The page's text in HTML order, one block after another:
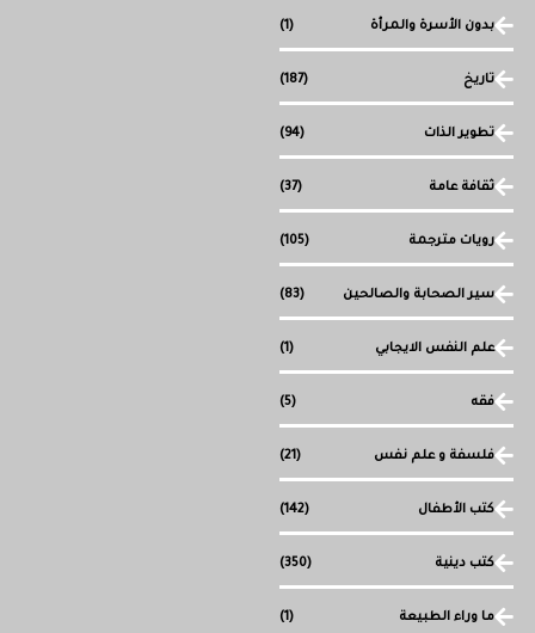
بدون الأسرة والمرأة (1)
تاريخ (187)
تطوير الذات (94)
ثقافة عامة (37)
رويات مترجمة (105)
سير الصحابة والصالحين (83)
علم النفس الايجابي (1)
فقه (5)
فلسفة و علم نفس (21)
كتب الأطفال (142)
كتب دينية (350)
ما وراء الطبيعة (1)